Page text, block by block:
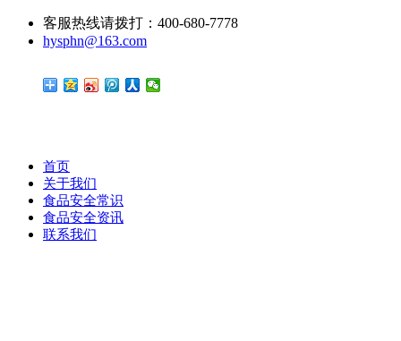
客服热线请拨打：400-680-7778
hysphn@163.com
首页
关于我们
食品安全常识
食品安全资讯
联系我们